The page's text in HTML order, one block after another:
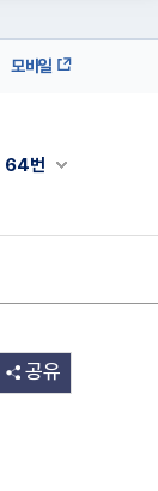
모바일
채널안내 펼쳐
64번
공유